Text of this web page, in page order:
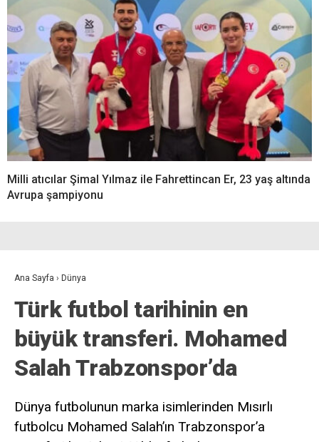
Milli atıcılar Şimal Yılmaz ile Fahrettincan Er, 23 yaş altında
Avrupa şampiyonu
Ana Sayfa › Dünya
Türk futbol tarihinin en
büyük transferi. Mohamed
Salah Trabzonspor’da
Dünya futbolunun marka isimlerinden Mısırlı
futbolcu Mohamed Salah’ın Trabzonspor’a